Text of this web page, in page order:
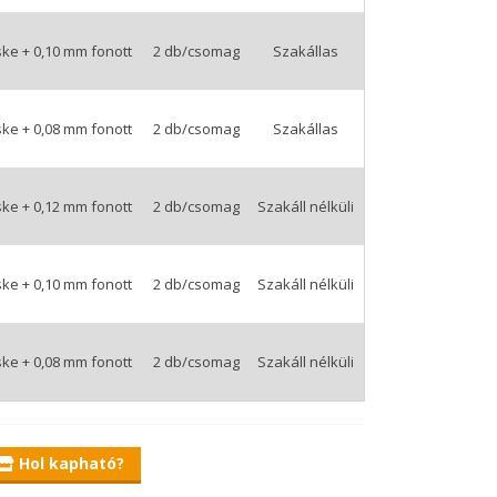
körében, melyek Benzár Zsolt
eleget tevő előkötött horog is ezt a
funkcionalitása miatt is jó választást
szerelve.
mely egy 8 szálas tökéletesen süllyedő
de a hétköznapi pecák alkalmával sem
+ 0,10 mm fonott 2 db/csomag Szakállas
+ 0,08 mm fonott 2 db/csomag Szakállas
+ 0,12 mm fonott 2 db/csomag Szakáll nélküli
+ 0,10 mm fonott 2 db/csomag Szakáll nélküli
+ 0,08 mm fonott 2 db/csomag Szakáll nélküli
Hol kapható?